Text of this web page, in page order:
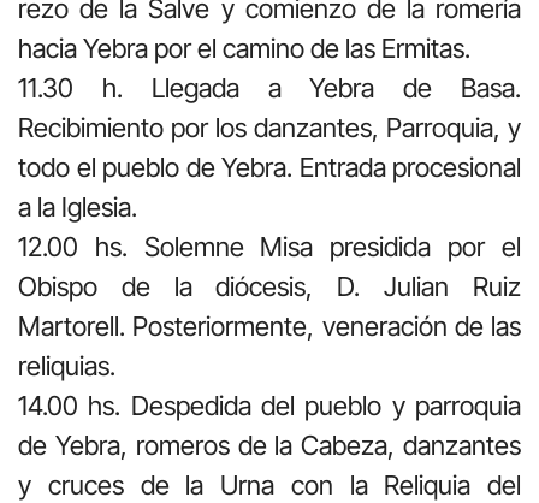
rezo de la Salve y comienzo de la romería
hacia Yebra por el camino de las Ermitas.
11.30 h. Llegada a Yebra de Basa.
Recibimiento por los danzantes, Parroquia, y
todo el pueblo de Yebra. Entrada procesional
a la Iglesia.
12.00 hs. Solemne Misa presidida por el
Obispo de la diócesis, D. Julian Ruiz
Martorell. Posteriormente, veneración de las
reliquias.
14.00 hs. Despedida del pueblo y parroquia
de Yebra, romeros de la Cabeza, danzantes
y cruces de la Urna con la Reliquia del